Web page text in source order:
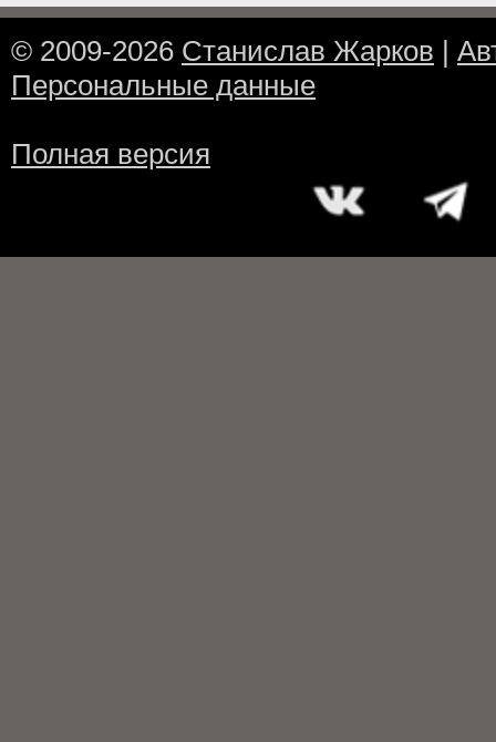
© 2009-2026 Станислав Жарков |
Персональные данные
Полная версия